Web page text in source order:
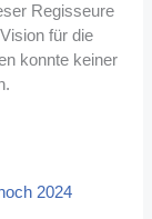
Regisseure
für die
konnte keiner
​.
2024